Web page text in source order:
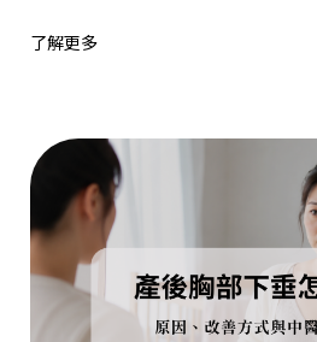
了解更多